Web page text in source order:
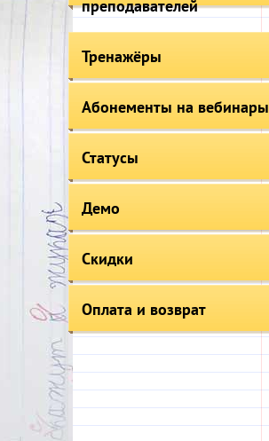
преподавателей
Тренажёры
Абонементы на вебинары
Статусы
Демо
Скидки
Оплата и возврат